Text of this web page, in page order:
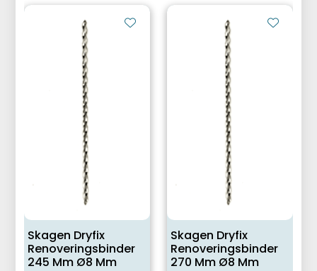
Skagen Dryfix
Renoveringsbinder
245 Mm Ø8 Mm
Skagen Dryfix
Renoveringsbinder
270 Mm Ø8 Mm